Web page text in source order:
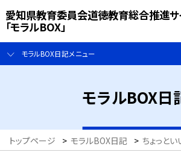
愛知県教育委員会道徳教育総合推進サ
「モラルBOX」
モラルBOX日記メニュー
モラルBOX日
トップページ > モラルBOX日記 > ちょっと